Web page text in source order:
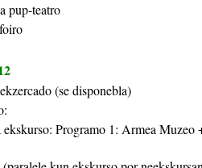
pup-teatro
(se disponebla)
ekskurso: Programo 1: Armea